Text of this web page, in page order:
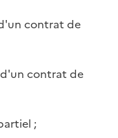
contrat de
d'un contrat de
;